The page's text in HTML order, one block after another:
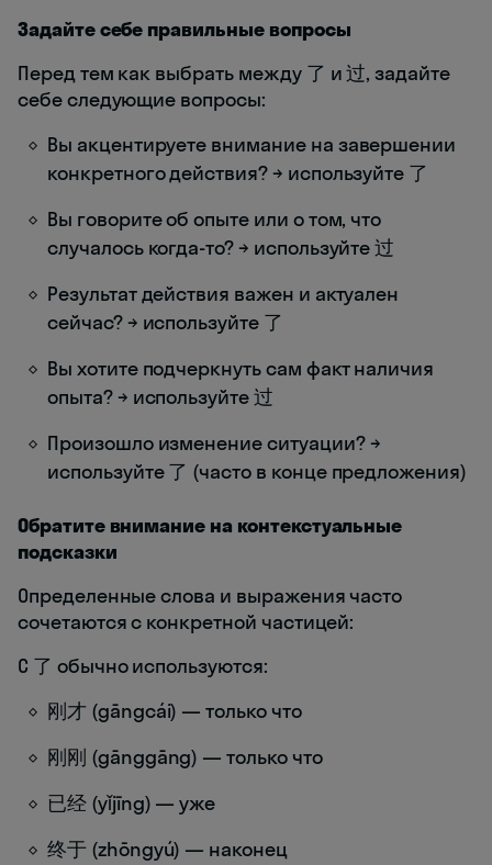
Задайте себе правильные вопросы
Перед тем как выбрать между 了 и 过, задайте
себе следующие вопросы:
Вы акцентируете внимание на завершении
конкретного действия? → используйте 了
Вы говорите об опыте или о том, что
случалось когда-то? → используйте 过
Результат действия важен и актуален
сейчас? → используйте 了
Вы хотите подчеркнуть сам факт наличия
опыта? → используйте 过
Произошло изменение ситуации? →
используйте 了 (часто в конце предложения)
Обратите внимание на контекстуальные
подсказки
Определенные слова и выражения часто
сочетаются с конкретной частицей:
С 了 обычно используются:
刚才 (gāngcái) — только что
刚刚 (gānggāng) — только что
已经 (yǐjīng) — уже
终于 (zhōngyú) — наконец